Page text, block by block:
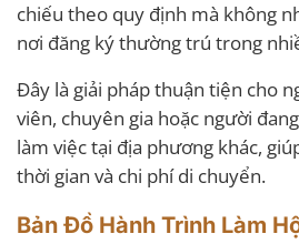
chiếu theo quy định mà không
nơi đăng ký thường trú trong
Đây là giải pháp thuận tiện cho
viên, chuyên gia hoặc người
làm việc tại địa phương khác,
thời gian và chi phí di chuyển.
Bản Đồ Hành Trình Làm